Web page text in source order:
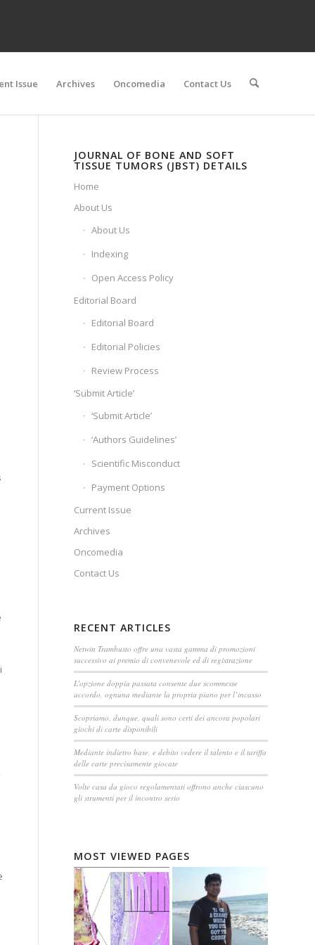
Issue Archives Oncomedia Contact Us
JOURNAL OF BONE AND SOFT
TISSUE TUMORS (JBST) DETAILS
Home
About Us
About Us
Indexing
Open Access Policy
Editorial Board
Editorial Board
Editorial Policies
Review Process
‘Submit Article’
‘Submit Article’
‘Authors Guidelines’
Scientific Misconduct
Payment Options
Current Issue
Archives
Oncomedia
Contact Us
RECENT ARTICLES
Netwin Trambusto offre una vasta gamma di promozioni
successivo ai premio di convenevole ed di registrazione
L’opzione doppia passata consente due scommesse
accordo, ognuna mediante la propria piano per l’incasso
Scopriamo, dunque, quali sono certi dei ancora popolari
giochi di carte disponibili
Mediante indietro base, e debito vedere il talento e il tariffa
delle carte precisamente giocate
Volte casa da gioco regolamentati offrono anche ciascuno
gli strumenti per il incontro serio
MOST VIEWED PAGES